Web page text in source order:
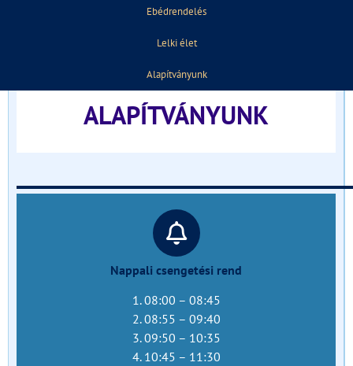
Ebédrendelés
Lelki élet
Alapítványunk
TÁJÉKOZTATÓ FELVÉTELIZŐKNEK
ALAPÍTVÁNYUNK
Nappali csengetési rend
1. 08:00 – 08:45
2. 08:55 – 09:40
3. 09:50 – 10:35
4. 10:45 – 11:30